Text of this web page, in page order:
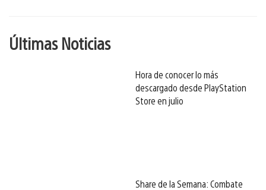
Últimas Noticias
Hora de conocer lo más
descargado desde PlayStation
Store en julio
Share de la Semana: Combate